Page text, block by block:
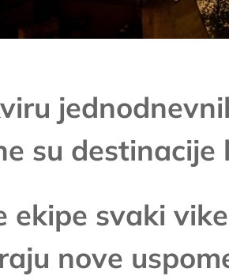
su
ekipe svaki
nove